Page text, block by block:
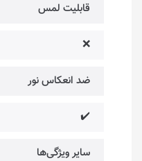
قابلیت لمس
❌
ضد انعکاس نور
✔️
سایر ویژگی‌ها